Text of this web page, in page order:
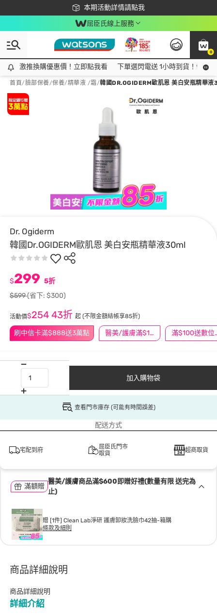
本期活動詳情請點我
下載app最高回饋$350
屈臣氏線上服務
0
激推換購優惠價！立即點我看
激推換購優惠價！立即點我看 下單選閃電送 1小時到貨！領神
首頁/臉部保養/保養/精華液 /霜/韓國DR.OGIDERM歐肌恩 美白安瓶精華液
Dr. Ogiderm
韓國Dr.OGIDERM歐肌恩 美白安瓶精華液30ml
刷中信卡滿$888送3萬點 醫美/護膚滿$1200送$200 滿
$299 5折
$599(省下: $300)
活動價$254 43折 起 (不限金額結帳享85折)
加入購物袋
查看門市庫存 (可能有時間誤差)
配送方式
宅配到府
屈臣氏門市
取貨
超商取貨
滿額贈
醫美/護膚商品滿$600即贈好禮(數量有限 送完為
止)
贈 [1件] Clean Lab淨研 護膚卸妝洗臉巾42抽-箱購
條款及細則
商品詳細說明
商品詳細說明
詳細介紹